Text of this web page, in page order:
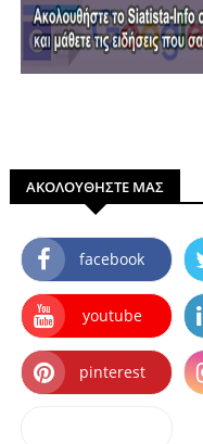
ΑΚΟΛΟΥΘΗΣΤΕ ΜΑΣ
facebook
youtube
pinterest